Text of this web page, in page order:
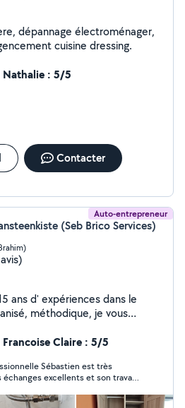
dépannage électroménager,
cuisine dressing.
Nathalie : 5/5
Contacter
Auto-entrepreneur
(Seb Brico Services)
ans d' expériences dans le
méthodique, je vous
(joint silicone,
, remplacement
parquet etc. N'hésitez pas à me
Claire : 5/5
Sébastien est très
excellents et son travail
explications